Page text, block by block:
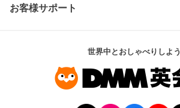
お客様サポート
世界中とおしゃべりしよう